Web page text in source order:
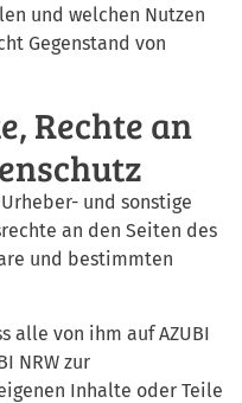
und welchen Nutzen
Gegenstand von
Rechte an
und sonstige
an den Seiten des
und bestimmten
alle von ihm auf AZUBI
NRW zur
Inhalte oder Teile